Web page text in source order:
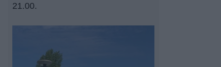
21.00.